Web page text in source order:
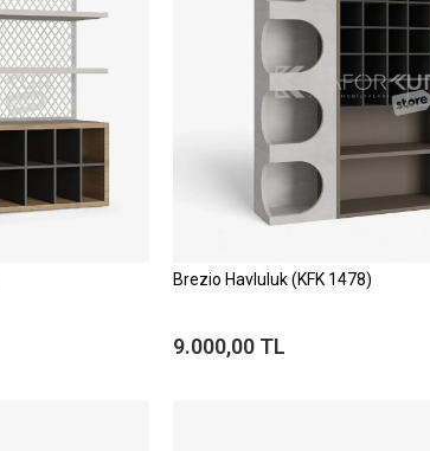
Brezio Havluluk (KFK 1478)
9.000,00 TL